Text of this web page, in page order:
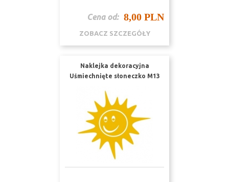
Cena od: 8,00 PLN
ZOBACZ SZCZEGÓŁY
Naklejka dekoracyjna
Uśmiechnięte słoneczko M13